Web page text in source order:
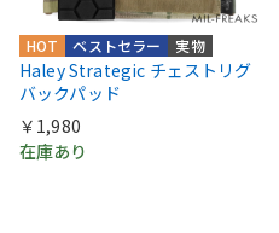
実物
ベストセラー
HOT
Haley Strategic チェストリグ
バックパッド
￥1,980
在庫あり